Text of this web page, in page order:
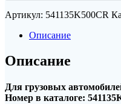
Артикул: 541135K500CR
Описание
Описание
Для грузовых
Номер в каталоге: